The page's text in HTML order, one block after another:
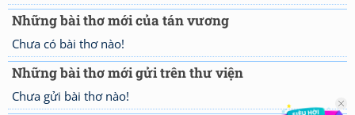
Những bài thơ mới của tán vương
Chưa có bài thơ nào!
Những bài thơ mới gửi trên thư viện
Chưa gửi bài thơ nào!